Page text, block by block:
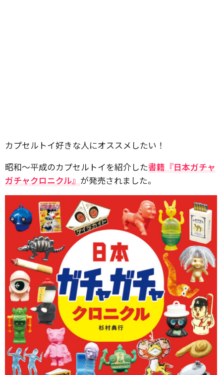
カプセルトイ好きな人にオススメしたい！
昭和〜平成のカプセルトイを紹介した書籍『日本ガチャ
ガチャクロニクル』 が発売されました。